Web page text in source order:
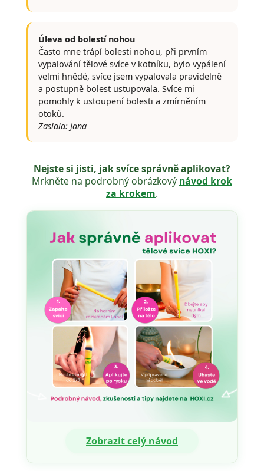
Úleva od bolestí nohou
Často mne trápí bolesti nohou, při prvním
vypalování tělové svíce v kotníku, bylo vypálení
velmi hnědé, svíce jsem vypalovala pravidelně
a postupně bolest ustupovala. Svíce mi
pomohly k ustoupení bolesti a zmírněním
otoků.
Zaslala: Jana
Nejste si jisti, jak svíce správně aplikovat?
Mrkněte na podrobný obrázkový návod krok
za krokem.
Zobrazit celý návod